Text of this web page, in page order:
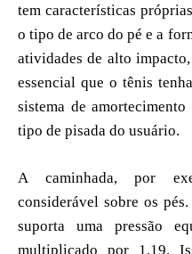
tem características
o tipo de arco do pé e a
atividades de alto
essencial que o tênis
sistema de
tipo de pisada do usuário.
A caminhada, por
considerável sobre os
suporta uma pressão
multiplicado por 1,19.